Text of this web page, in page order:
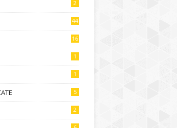
2
44
16
1
1
5
2